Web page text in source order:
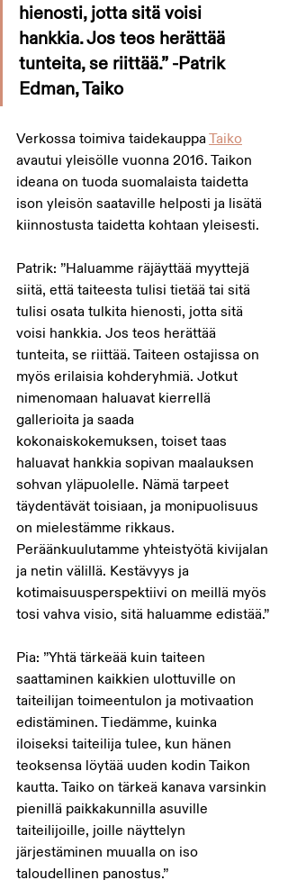
hienosti, jotta sitä voisi
hankkia. Jos teos herättää
tunteita, se riittää.” -Patrik
Edman, Taiko
Verkossa toimiva taidekauppa Taiko
avautui yleisölle vuonna 2016. Taikon
ideana on tuoda suomalaista taidetta
ison yleisön saataville helposti ja lisätä
kiinnostusta taidetta kohtaan yleisesti.
Patrik: ”Haluamme räjäyttää myyttejä
siitä, että taiteesta tulisi tietää tai sitä
tulisi osata tulkita hienosti, jotta sitä
voisi hankkia. Jos teos herättää
tunteita, se riittää. Taiteen ostajissa on
myös erilaisia kohderyhmiä. Jotkut
nimenomaan haluavat kierrellä
gallerioita ja saada
kokonaiskokemuksen, toiset taas
haluavat hankkia sopivan maalauksen
sohvan yläpuolelle. Nämä tarpeet
täydentävät toisiaan, ja monipuolisuus
on mielestämme rikkaus.
Peräänkuulutamme yhteistyötä kivijalan
ja netin välillä. Kestävyys ja
kotimaisuusperspektiivi on meillä myös
tosi vahva visio, sitä haluamme edistää.”
Pia: ”Yhtä tärkeää kuin taiteen
saattaminen kaikkien ulottuville on
taiteilijan toimeentulon ja motivaation
edistäminen. Tiedämme, kuinka
iloiseksi taiteilija tulee, kun hänen
teoksensa löytää uuden kodin Taikon
kautta. Taiko on tärkeä kanava varsinkin
pienillä paikkakunnilla asuville
taiteilijoille, joille näyttelyn
järjestäminen muualla on iso
taloudellinen panostus.”